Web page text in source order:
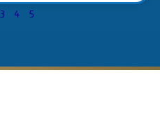
3 4 5